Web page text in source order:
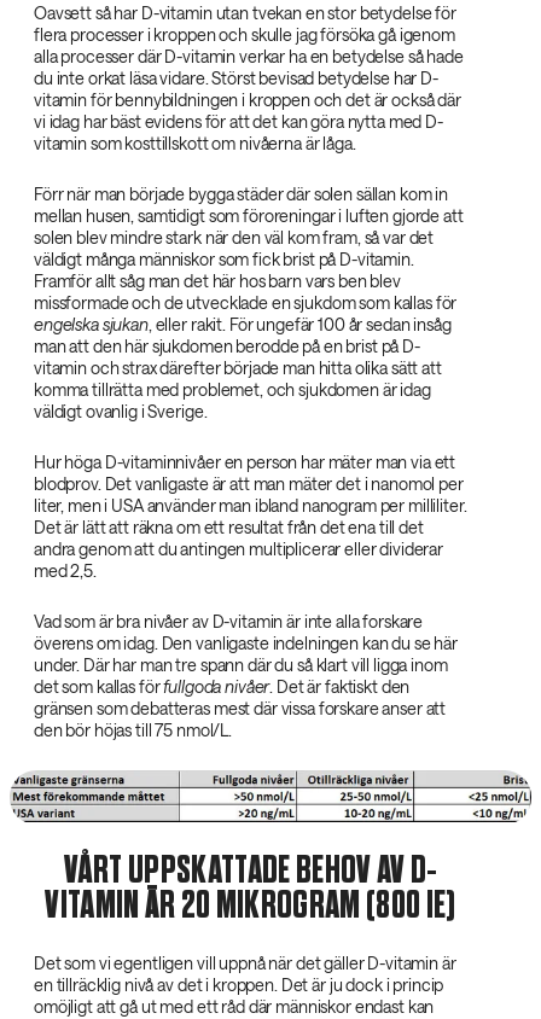
Oavsett så har D-vitamin utan tvekan en stor betydelse för
flera processer i kroppen och skulle jag försöka gå igenom
alla processer där D-vitamin verkar ha en betydelse så hade
du inte orkat läsa vidare. Störst bevisad betydelse har D-
vitamin för bennybildningen i kroppen och det är också där
vi idag har bäst evidens för att det kan göra nytta med D-
vitamin som kosttillskott om nivåerna är låga.
Förr när man började bygga städer där solen sällan kom in
mellan husen, samtidigt som föroreningar i luften gjorde att
solen blev mindre stark när den väl kom fram, så var det
väldigt många människor som fick brist på D-vitamin.
Framför allt såg man det här hos barn vars ben blev
missformade och de utvecklade en sjukdom som kallas för
engelska sjukan, eller rakit. För ungefär 100 år sedan insåg
man att den här sjukdomen berodde på en brist på D-
vitamin och strax därefter började man hitta olika sätt att
komma tillrätta med problemet, och sjukdomen är idag
väldigt ovanlig i Sverige.
Hur höga D-vitaminnivåer en person har mäter man via ett
blodprov. Det vanligaste är att man mäter det i nanomol per
liter, men i USA använder man ibland nanogram per milliliter.
Det är lätt att räkna om ett resultat från det ena till det
andra genom att du antingen multiplicerar eller dividerar
med 2,5.
Vad som är bra nivåer av D-vitamin är inte alla forskare
överens om idag. Den vanligaste indelningen kan du se här
under. Där har man tre spann där du så klart vill ligga inom
det som kallas förfullgoda nivåer. Det är faktiskt den
gränsen som debatteras mest där vissa forskare anser att
den bör höjas till 75 nmol/L.
VÅRT UPPSKATTADE BEHOV AV D-
VITAMIN ÄR 20 MIKROGRAM (800 IE)
Det som vi egentligen vill uppnå när det gäller D-vitamin är
en tillräcklig nivå av det i kroppen. Det är ju dock i princip
omöjligt att gå ut med ett råd där människor endast kan